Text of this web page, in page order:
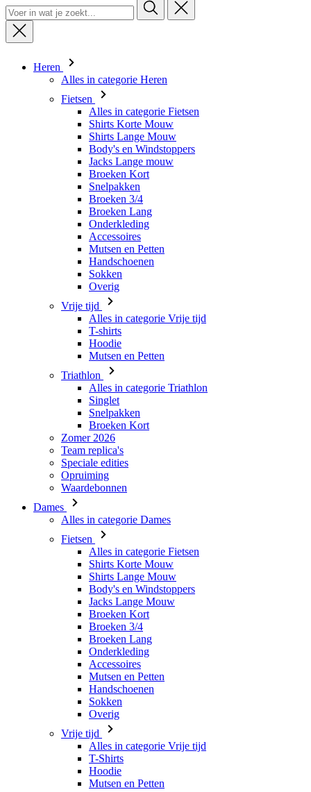
Heren
Alles in categorie Heren
Fietsen
Alles in categorie Fietsen
Shirts Korte Mouw
Shirts Lange Mouw
Body's en Windstoppers
Jacks Lange mouw
Broeken Kort
Snelpakken
Broeken 3/4
Broeken Lang
Onderkleding
Accessoires
Mutsen en Petten
Handschoenen
Sokken
Overig
Vrije tijd
Alles in categorie Vrije tijd
T-shirts
Hoodie
Mutsen en Petten
Triathlon
Alles in categorie Triathlon
Singlet
Snelpakken
Broeken Kort
Zomer 2026
Team replica's
Speciale edities
Opruiming
Waardebonnen
Dames
Alles in categorie Dames
Fietsen
Alles in categorie Fietsen
Shirts Korte Mouw
Shirts Lange Mouw
Body's en Windstoppers
Jacks Lange Mouw
Broeken Kort
Broeken 3/4
Broeken Lang
Onderkleding
Accessoires
Mutsen en Petten
Handschoenen
Sokken
Overig
Vrije tijd
Alles in categorie Vrije tijd
T-Shirts
Hoodie
Mutsen en Petten